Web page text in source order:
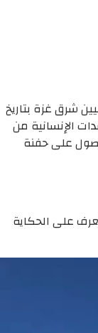
شرق غزة بتاريخ
الإنسانية من
على حفنة
على الحكاية